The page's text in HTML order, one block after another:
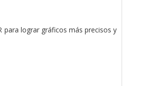
para lograr gráficos más precisos y